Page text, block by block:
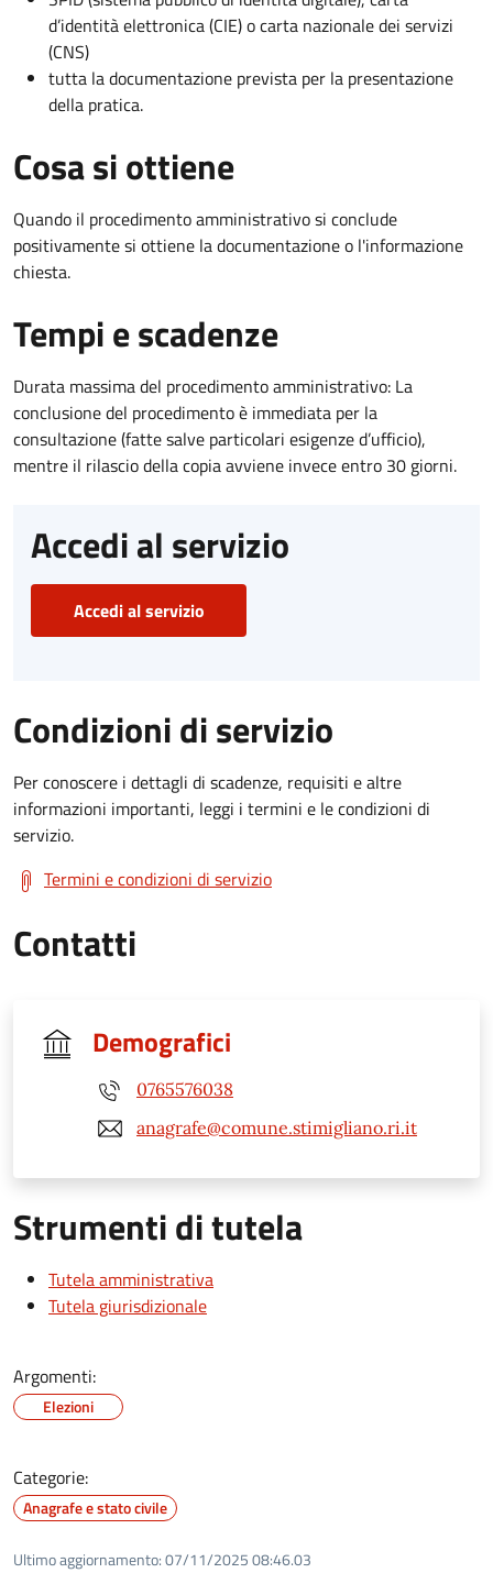
d’identità elettronica (CIE) o carta nazionale dei servizi
(CNS)
tutta la documentazione prevista per la presentazione
della pratica.
Cosa si ottiene
Quando il procedimento amministrativo si conclude
positivamente si ottiene la documentazione o l'informazione
chiesta.
Tempi e scadenze
Durata massima del procedimento amministrativo: La
conclusione del procedimento è immediata per la
consultazione (fatte salve particolari esigenze d’ufficio),
mentre il rilascio della copia avviene invece entro 30 giorni.
Accedi al servizio
Accedi al servizio
Condizioni di servizio
Per conoscere i dettagli di scadenze, requisiti e altre
informazioni importanti, leggi i termini e le condizioni di
servizio.
Termini e condizioni di servizio
Contatti
Demografici
0765576038
anagrafe@comune.stimigliano.ri.it
Strumenti di tutela
Tutela amministrativa
Tutela giurisdizionale
Argomenti:
Elezioni
Categorie:
Anagrafe e stato civile
Ultimo aggiornamento:07/11/2025 08:46.03